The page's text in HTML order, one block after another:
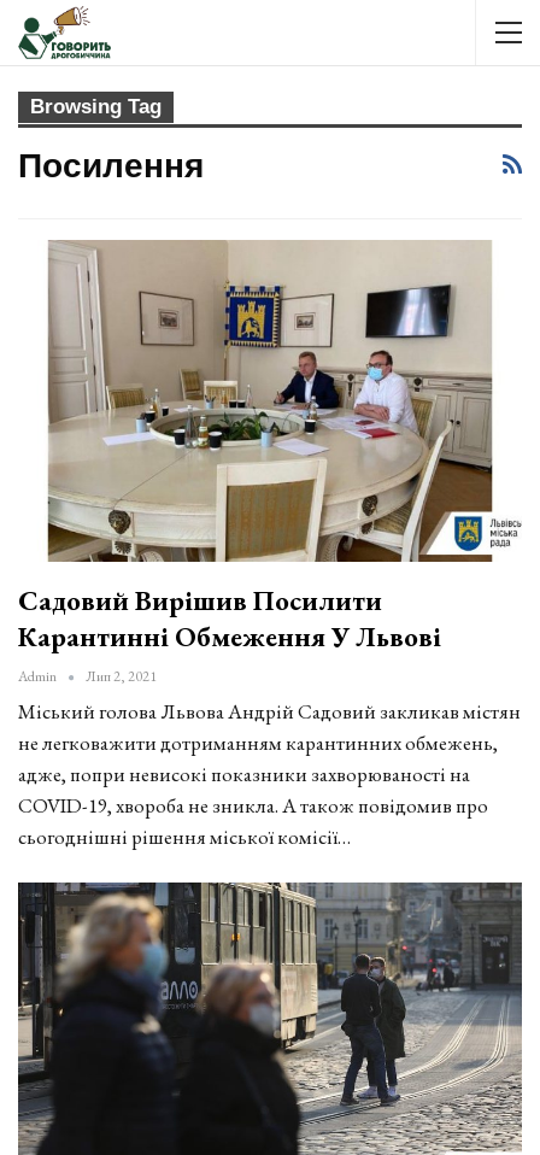
Browsing Tag
Посилення
Садовий Вирішив Посилити
Карантинні Обмеження У Львові
Admin Лип 2, 2021
Міський голова Львова Андрій Садовий закликав містян
не легковажити дотриманням карантинних обмежень,
адже, попри невисокі показники захворюваності на
COVID-19, хвороба не зникла. А також повідомив про
сьогоднішні рішення міської комісії…